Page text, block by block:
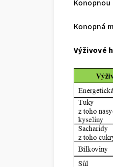
Konopná
Výživové